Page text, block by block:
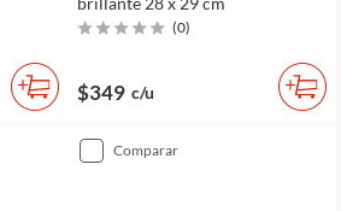
(0)
$349 c/u
comparar